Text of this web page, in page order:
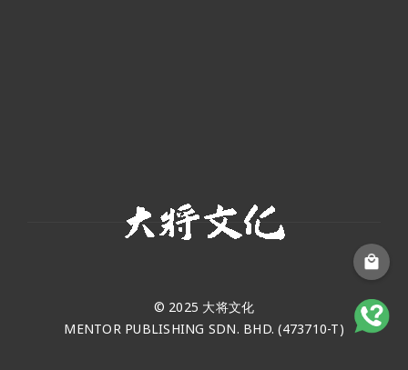
© 2025 大将文化
MENTOR PUBLISHING SDN. BHD. (473710-T)